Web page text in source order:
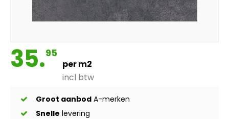
35.95
per m2
incl btw
Groot aanbod A-merken
Snelle levering